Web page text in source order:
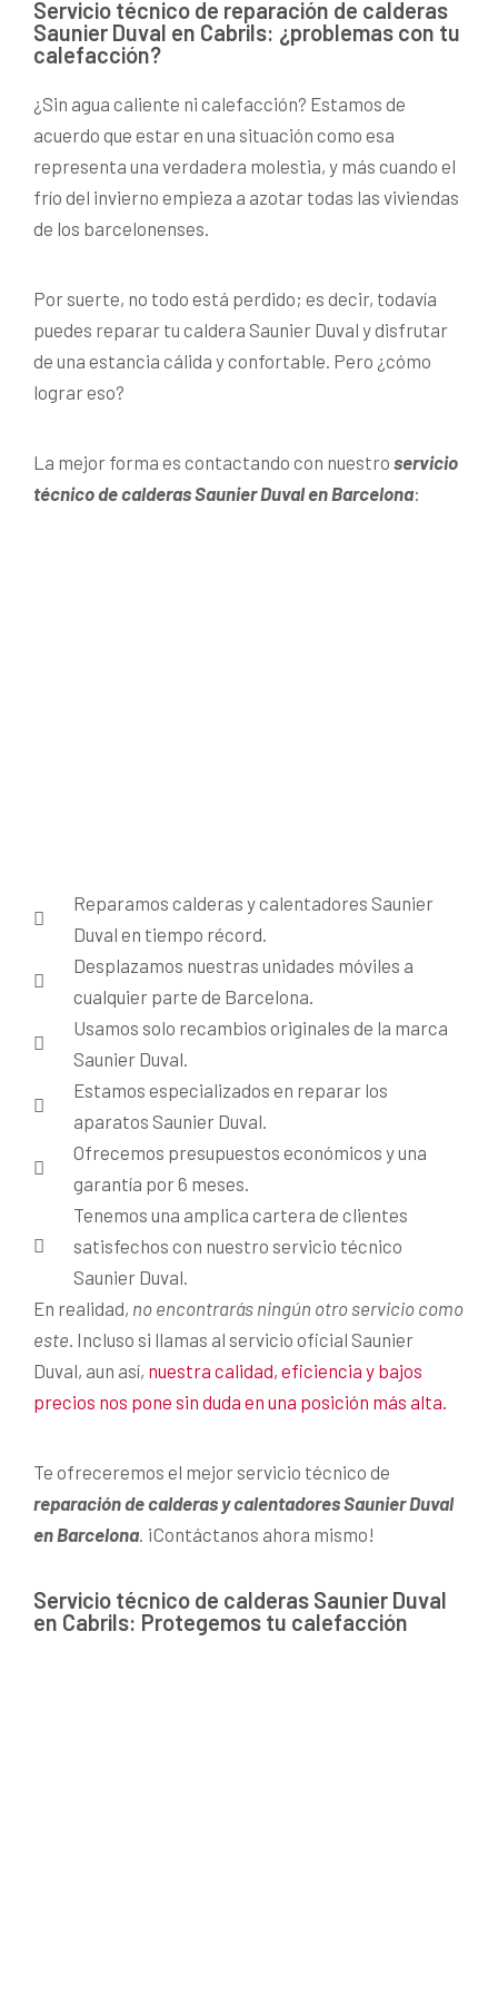
Servicio técnico de reparación de calderas
Saunier Duval en Cabrils: ¿problemas con tu
calefacción?
¿Sin agua caliente ni calefacción? Estamos de
acuerdo que estar en una situación como esa
representa una verdadera molestia, y más cuando el
frío del invierno empieza a azotar todas las viviendas
de los barcelonenses.
Por suerte, no todo está perdido; es decir, todavía
puedes reparar tu caldera Saunier Duval y disfrutar
de una estancia cálida y confortable. Pero ¿cómo
lograr eso?
La mejor forma es contactando con nuestro servicio
técnico de calderas Saunier Duval en Barcelona:
Reparamos calderas y calentadores Saunier
Duval en tiempo récord.
Desplazamos nuestras unidades móviles a
cualquier parte de Barcelona.
Usamos solo recambios originales de la marca
Saunier Duval.
Estamos especializados en reparar los
aparatos Saunier Duval.
Ofrecemos presupuestos económicos y una
garantía por 6 meses.
Tenemos una amplica cartera de clientes
satisfechos con nuestro servicio técnico
Saunier Duval.
En realidad, no encontrarás ningún otro servicio como
este. Incluso si llamas al servicio oficial Saunier
Duval, aun así, nuestra calidad, eficiencia y bajos
precios nos pone sin duda en una posición más alta.
Te ofreceremos el mejor servicio técnico de
reparación de calderas y calentadores Saunier Duval
en Barcelona. ¡Contáctanos ahora mismo!
Servicio técnico de calderas Saunier Duval
en Cabrils: Protegemos tu calefacción